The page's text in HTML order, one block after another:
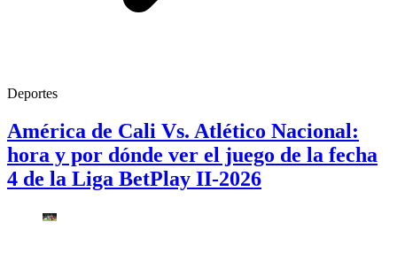
Deportes
América de Cali Vs. Atlético Nacional:
hora y por dónde ver el juego de la fecha
4 de la Liga BetPlay II-2026